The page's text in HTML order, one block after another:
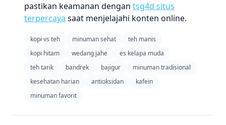
pastikan keamanan dengan tsg4d situs
terpercaya saat menjelajahi konten online.
kopi vs teh minuman sehat
teh manis
kopi hitam
wedang jahe
es kelapa muda
teh tarik
bandrek bajigur
minuman tradisional
kesehatan harian
antioksidan
kafein
minuman favorit